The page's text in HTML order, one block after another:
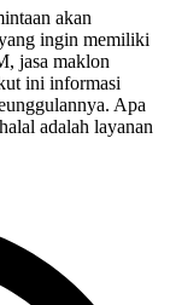
akan
ingin memiliki
jasa maklon
ini informasi
Apa
adalah layanan